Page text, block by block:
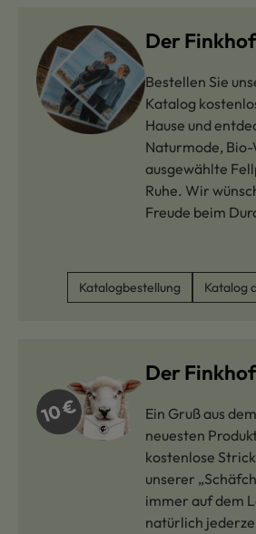
Der
Bestellen Sie
Katalog
Hause und
Naturmode,
ausgewählte
Ruhe. Wir
Freude beim
Katalogbestellung Katalog
Der
Ein Gruß aus
neuesten
kostenlose
unserer
immer auf dem
natürlich